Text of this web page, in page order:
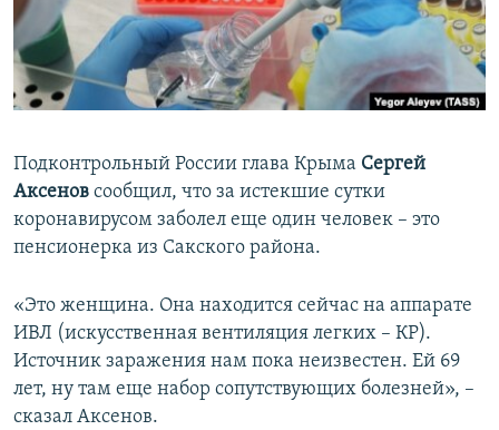
ПОБЕДИТЕЛЕЙ НЕ СУДЯТ?
КРЫМ.НЕПОКОРЕННЫЙ
ELIFBE
ПРИСОЕДИНЯЙТЕСЬ!
Все сайты RFE/RL
Подконтрольный России глава Крыма Сергей
Аксенов сообщил, что за истекшие сутки
коронавирусом заболел еще один человек – это
пенсионерка из Сакского района.
«Это женщина. Она находится сейчас на аппарате
ИВЛ (искусственная вентиляция легких – КР).
Источник заражения нам пока неизвестен. Ей 69
лет, ну там еще набор сопутствующих болезней», –
сказал Аксенов.